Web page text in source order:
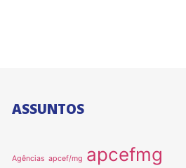
ASSUNTOS
Agências apcef/mg apcefmg